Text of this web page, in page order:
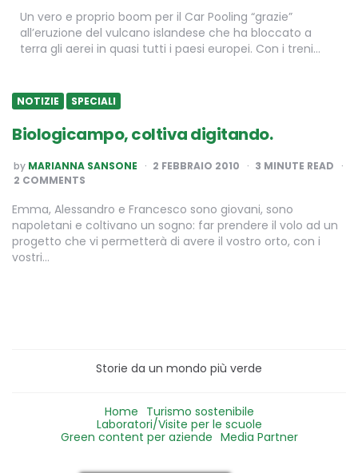
Un vero e proprio boom per il Car Pooling “grazie”
all’eruzione del vulcano islandese che ha bloccato a
terra gli aerei in quasi tutti i paesi europei. Con i treni…
NOTIZIE SPECIALI
Biologicampo, coltiva digitando.
POSTED
BY
by MARIANNA SANSONE 2 FEBBRAIO 2010 3 MINUTE READ
2 COMMENTS
Emma, Alessandro e Francesco sono giovani, sono
napoletani e coltivano un sogno: far prendere il volo ad un
progetto che vi permetterà di avere il vostro orto, con i
vostri…
Storie da un mondo più verde
Home Turismo sostenibile
Laboratori/Visite per le scuole
Green content per aziende Media Partner